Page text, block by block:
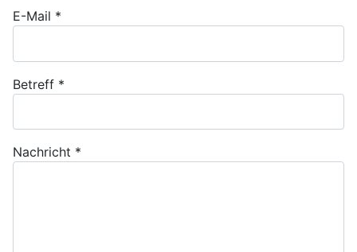
E-Mail *
Betreff *
Nachricht *